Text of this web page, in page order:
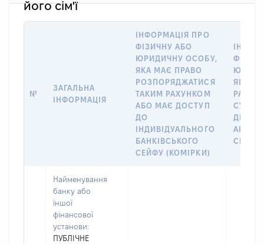
його сім'ї
№
ЗАГАЛЬНА
ІНФОРМАЦІЯ
ІНФОРМАЦІЯ ПРО
ФІЗИЧНУ АБО
ЮРИДИЧНУ ОСОБУ,
ЯКА МАЄ ПРАВО
РОЗПОРЯДЖАТИСЯ
ТАКИМ РАХУНКОМ
АБО МАЄ ДОСТУП
ДО
ІНДИВІДУАЛЬНОГО
БАНКІВСЬКОГО
СЕЙФУ (КОМІРКИ)
ЯКА
АБО
СІМ’Ї
Найменування
банку або
іншої
фінансової
установи:
ПУБЛІЧНЕ